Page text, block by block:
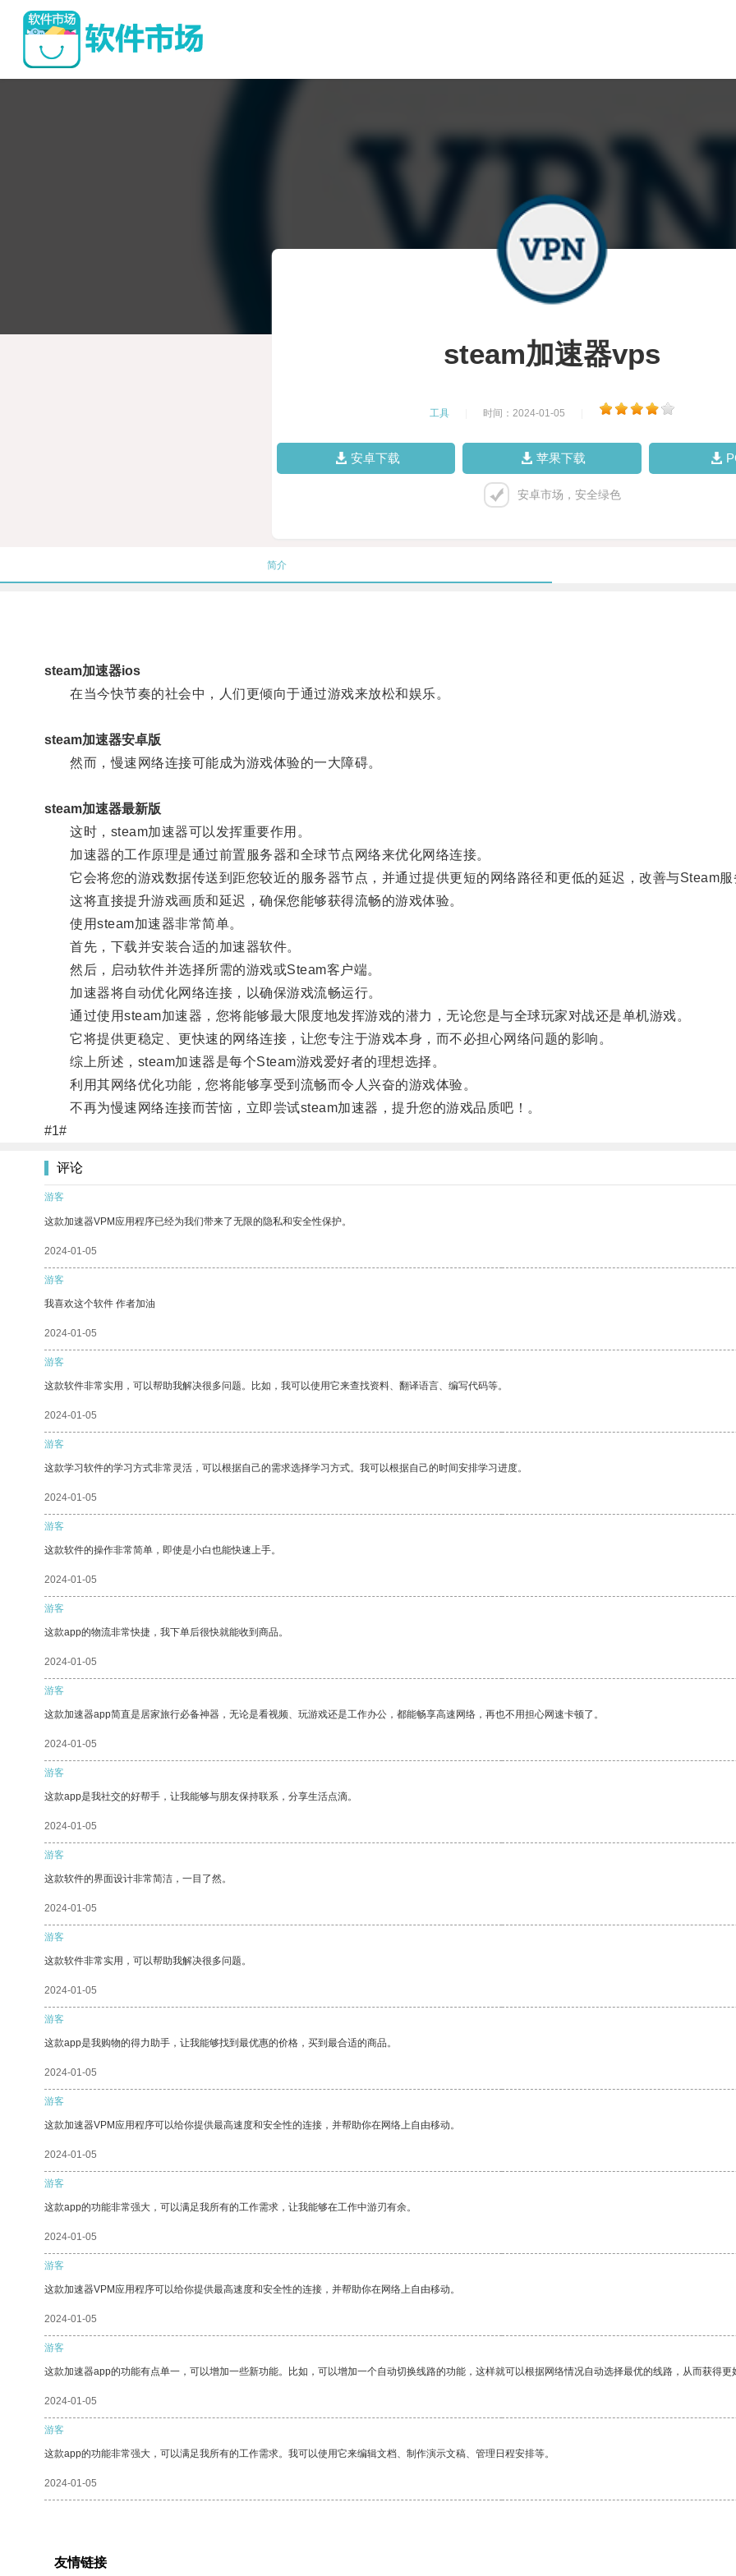
steam加速器vps
工具 时间：2024-01-05
安卓下载 苹果下载
安卓市场，安全绿色
简介
steam加速器ios
在当今快节奏的社会中，人们更倾向于通过游戏来放松和娱乐。
steam加速器安卓版
然而，慢速网络连接可能成为游戏体验的一大障碍。
steam加速器最新版
这时，steam加速器可以发挥重要作用。
加速器的工作原理是通过前置服务器和全球节点网络来优化网络连接。
它会将您的游戏数据传送到距您较近的服务器节点，并通过提供更短的网络路径和更低的延迟，改善与Steam服
这将直接提升游戏画质和延迟，确保您能够获得流畅的游戏体验。
使用steam加速器非常简单。
首先，下载并安装合适的加速器软件。
然后，启动软件并选择所需的游戏或Steam客户端。
加速器将自动优化网络连接，以确保游戏流畅运行。
通过使用steam加速器，您将能够最大限度地发挥游戏的潜力，无论您是与全球玩家对战还是单机游戏。
它将提供更稳定、更快速的网络连接，让您专注于游戏本身，而不必担心网络问题的影响。
综上所述，steam加速器是每个Steam游戏爱好者的理想选择。
利用其网络优化功能，您将能够享受到流畅而令人兴奋的游戏体验。
不再为慢速网络连接而苦恼，立即尝试steam加速器，提升您的游戏品质吧！。
#1#
评论
游客
这款加速器VPM应用程序已经为我们带来了无限的隐私和安全性保护。
2024-01-05
游客
我喜欢这个软件 作者加油
2024-01-05
游客
这款软件非常实用，可以帮助我解决很多问题。比如，我可以使用它来查找资料、翻译语言、编写代码等。
2024-01-05
游客
这款学习软件的学习方式非常灵活，可以根据自己的需求选择学习方式。我可以根据自己的时间安排学习进度。
2024-01-05
游客
这款软件的操作非常简单，即使是小白也能快速上手。
2024-01-05
游客
这款app的物流非常快捷，我下单后很快就能收到商品。
2024-01-05
游客
这款加速器app简直是居家旅行必备神器，无论是看视频、玩游戏还是工作办公，都能畅享高速网络，再也不用担心网速卡顿了。
2024-01-05
游客
这款app是我社交的好帮手，让我能够与朋友保持联系，分享生活点滴。
2024-01-05
游客
这款软件的界面设计非常简洁，一目了然。
2024-01-05
游客
这款软件非常实用，可以帮助我解决很多问题。
2024-01-05
游客
这款app是我购物的得力助手，让我能够找到最优惠的价格，买到最合适的商品。
2024-01-05
游客
这款加速器VPM应用程序可以给你提供最高速度和安全性的连接，并帮助你在网络上自由移动。
2024-01-05
游客
这款app的功能非常强大，可以满足我所有的工作需求，让我能够在工作中游刃有余。
2024-01-05
游客
这款加速器VPM应用程序可以给你提供最高速度和安全性的连接，并帮助你在网络上自由移动。
2024-01-05
游客
这款加速器app的功能有点单一，可以增加一些新功能。比如，可以增加一个自动切换线路的功能，这样就可以根据网络情况自动选择最优的线路，从而获得更
2024-01-05
游客
这款app的功能非常强大，可以满足我所有的工作需求。我可以使用它来编辑文档、制作演示文稿、管理日程安排等。
2024-01-05
友情链接